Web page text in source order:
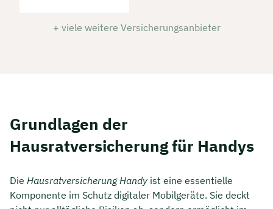
+ viele weitere Versicherungsanbieter
Grundlagen der
Hausratversicherung für Handys
Die Hausratversicherung Handy ist eine essentielle
Komponente im Schutz digitaler Mobilgeräte. Sie deckt